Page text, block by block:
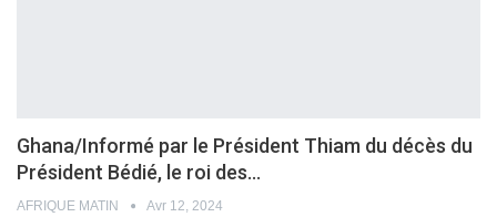
Ghana/Informé par le Président Thiam du décès du
Président Bédié, le roi des…
AFRIQUE MATIN Avr 12, 2024